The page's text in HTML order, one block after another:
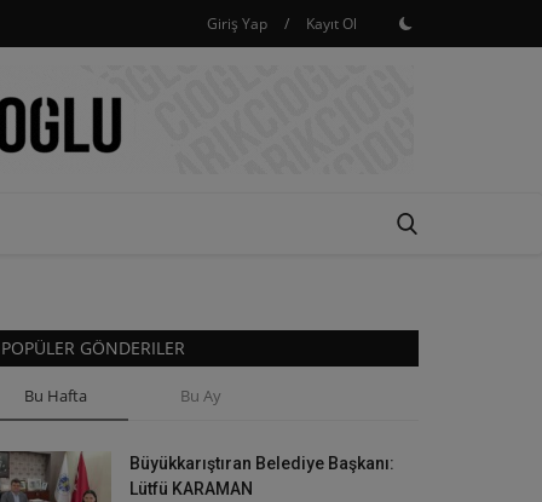
Giriş Yap / Kayıt Ol
POPÜLER GÖNDERILER
Bu Hafta Bu Ay
Büyükkarıştıran Belediye Başkanı:
Lütfü KARAMAN